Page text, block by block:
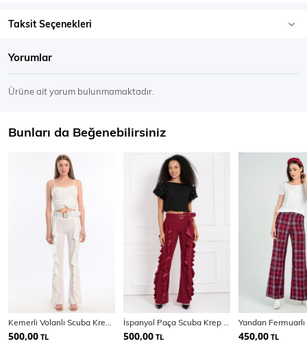
Taksit Seçenekleri
Yorumlar
Ürüne ait yorum bulunmamaktadır.
Bunları da Beğenebilirsiniz
Kemerli Volanlı Scuba Krep Pantolon | Pnt32716
500,00 TL
İspanyol Paça Scuba Krep Pantolon | Pnt33410
500,00 TL 450,00 TL